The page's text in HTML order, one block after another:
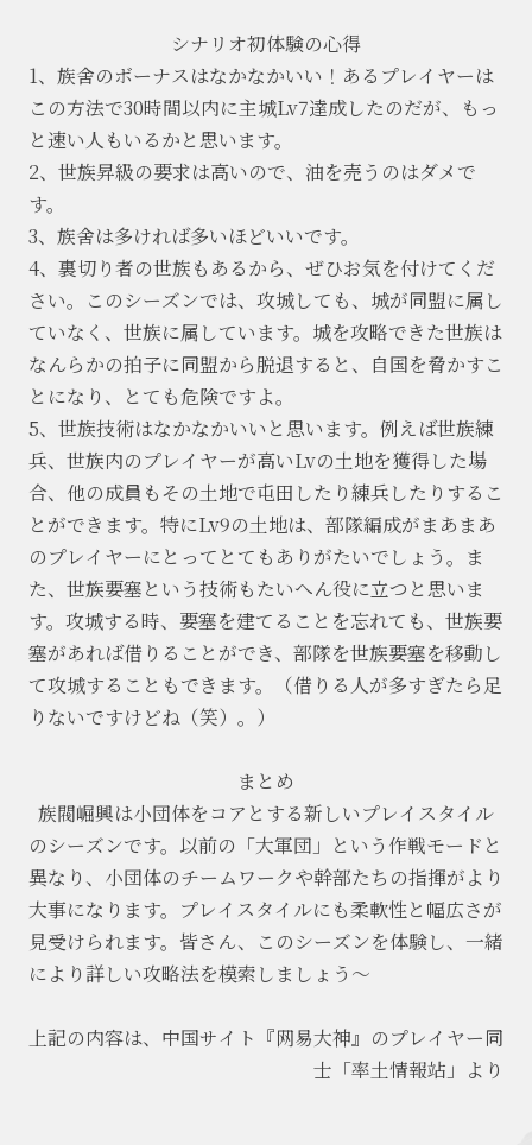
シナリオ初体験の心得
1、族舍のボーナスはなかなかいい！あるプレイヤーは
この方法で30時間以内に主城Lv7達成したのだが、もっ
と速い人もいるかと思います。
2、世族昇級の要求は高いので、油を売うのはダメで
す。
3、族舍は多ければ多いほどいいです。
4、裏切り者の世族もあるから、ぜひお気を付けてくだ
さい。このシーズンでは、攻城しても、城が同盟に属し
ていなく、世族に属しています。城を攻略できた世族は
なんらかの拍子に同盟から脱退すると、自国を脅かすこ
とになり、とても危険ですよ。
5、世族技術はなかなかいいと思います。例えば世族練
兵、世族内のプレイヤーが高いLvの土地を獲得した場
合、他の成員もその土地で屯田したり練兵したりするこ
とができます。特にLv9の土地は、部隊編成がまあまあ
のプレイヤーにとってとてもありがたいでしょう。ま
た、世族要塞という技術もたいへん役に立つと思いま
す。攻城する時、要塞を建てることを忘れても、世族要
塞があれば借りることができ、部隊を世族要塞を移動し
て攻城することもできます。（借りる人が多すぎたら足
りないですけどね（笑）。）
まとめ
族閥崛興は小団体をコアとする新しいプレイスタイル
のシーズンです。以前の「大軍団」という作戦モードと
異なり、小団体のチームワークや幹部たちの指揮がより
大事になります。プレイスタイルにも柔軟性と幅広さが
見受けられます。皆さん、このシーズンを体験し、一緒
により詳しい攻略法を模索しましょう～
上記の内容は、中国サイト『网易大神』のプレイヤー同
士「率土情報站」より